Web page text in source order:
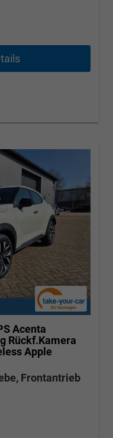
Acenta
Rückf.Kamera
Apple
Frontantrieb